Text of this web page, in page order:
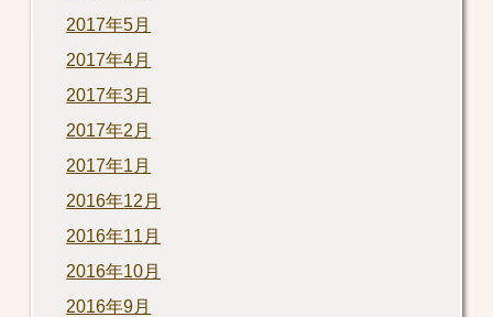
2017年5月
2017年4月
2017年3月
2017年2月
2017年1月
2016年12月
2016年11月
2016年10月
2016年9月